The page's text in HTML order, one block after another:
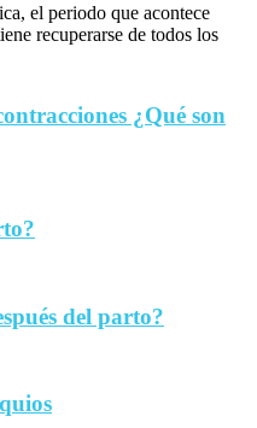
el periodo que acontece
recuperarse de todos los
¿Qué son
del parto?